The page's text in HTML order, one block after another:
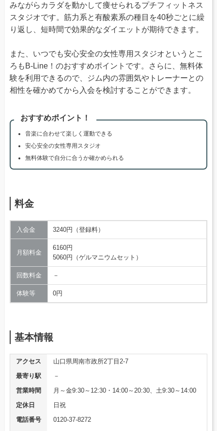
みながらカラダを動かして痩せられるプチフィットネス
スタジオです。筋力系と有酸素系の種目を40秒ごとに繰
り返し、短時間で効果的なダイエットが期待できます。
また、いつでも安心安全の女性専用スタジオというとこ
ろもB-Line！のおすすめポイントです。さらに、無料体
験を利用できるので、ジム内の雰囲気やトレーナーとの
相性を確かめてから入会を検討することができます。
おすすめポイント！
音楽に合わせて楽しく運動できる
安心安全の女性専用スタジオ
無料体験で自分に合うか確かめられる
料金
入会金 3240円（登録料）
月額料金
6160円
5060円（ゲルマニウムセット）
回数料金 －
体験等 0円
基本情報
アクセス
山口県周南市政所2丁目2-7
最寄り駅
－
営業時間
月～金9:30～12:30・14:00～20:30、土9:30～14:00
定休日
日祝
電話番号
0120-37-8272